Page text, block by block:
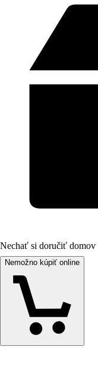
Nechať si doručiť domov
Nemožno kúpiť online